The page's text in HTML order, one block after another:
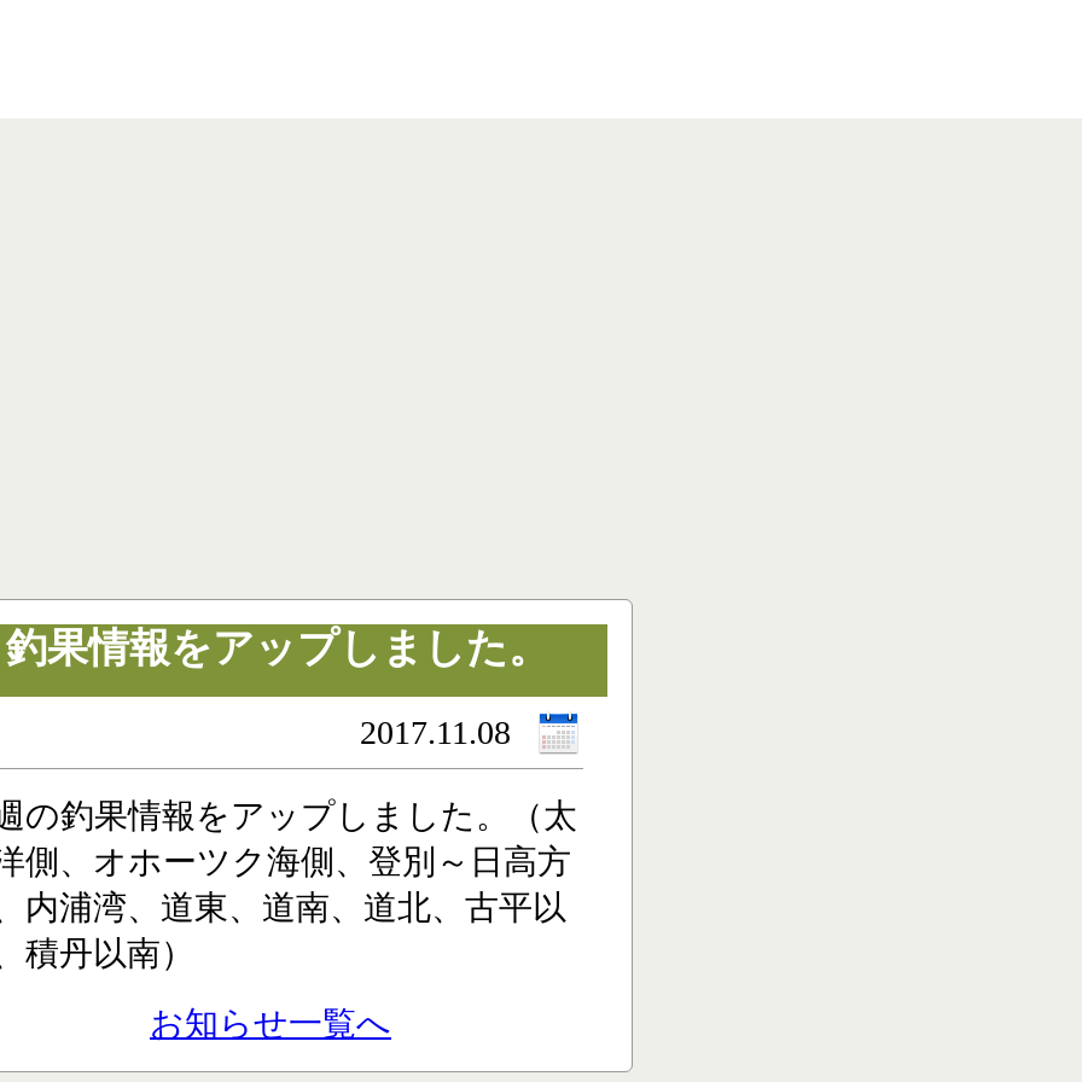
釣果情報をアップしました。
2017.11.08
の釣果情報をアップしました。（太
側、オホーツク海側、登別～日高方
内浦湾、道東、道南、道北、古平以
積丹以南）
お知らせ一覧へ